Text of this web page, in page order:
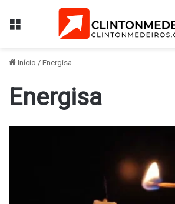
Menu
Início / Energisa
Energisa